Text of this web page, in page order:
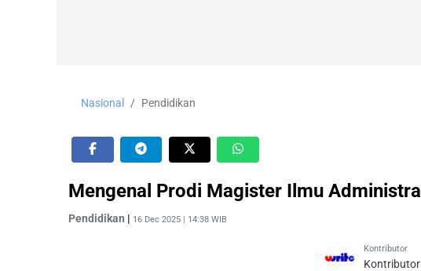
Nasional Pendidikan
Mengenal Prodi Magister Ilmu
Pendidikan | 16 Dec 2025 | 14:38 WIB
Kontributor
Kontributor